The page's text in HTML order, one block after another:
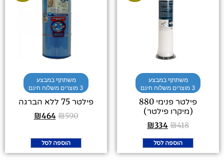
משתתף במבצע
3 מוצרים משלוח חינם
פילטר פנימי 880
(מיקרו פילטר)
₪418
₪334
הוספה לסל
משתתף במבצע
3 מוצרים משלוח חינם
פילטר 75 ללא הברגה
₪590
₪464
הוספה לסל